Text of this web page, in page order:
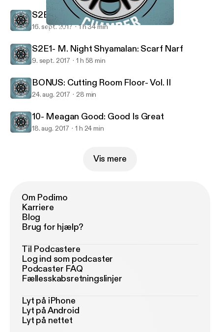
10- Meagan Good: Good Is Great
S2E2- Tim Burton: Dog Song
16. sept. 2017 1 h 34 min
S2E1- M. Night Shyamalan: Scarf Narf
9. sept. 2017 1 h 58 min
BONUS: Cutting Room Floor- Vol. II
24. aug. 2017 28 min
10- Meagan Good: Good Is Great
18. aug. 2017 1 h 24 min
Vis mere
Om Podimo
Karriere
Blog
Brug for hjælp?
Til Podcastere
Log ind som podcaster
Podcaster FAQ
Fællesskabsretningslinjer
Lyt på iPhone
Lyt på Android
Lyt på nettet